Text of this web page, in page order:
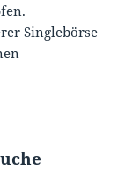
Singlebörse